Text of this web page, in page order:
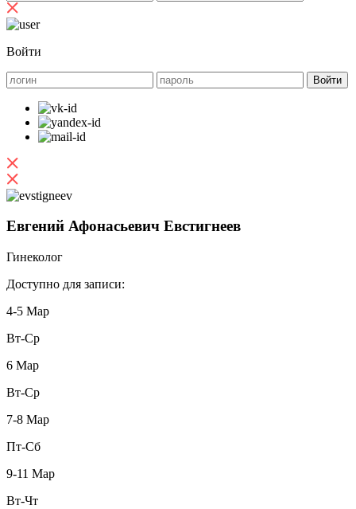
Войти
Евгений Афонасьевич Евстигнеев
Гинеколог
Доступно для записи:
4-5 Мар
Вт-Ср
6 Мар
Вт-Ср
7-8 Мар
Пт-Сб
9-11 Мар
Вт-Чт